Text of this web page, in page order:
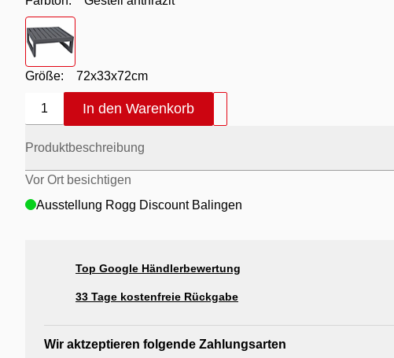
Farbton
Größe: 72x33x72cm
1 In den Warenkorb
Produktbeschreibung
Vor Ort besichtigen
Ausstellung Rogg Discount Balingen
Top Google Händlerbewertung
33 Tage kostenfreie Rückgabe
Wir aktzeptieren folgende Zahlungsarten